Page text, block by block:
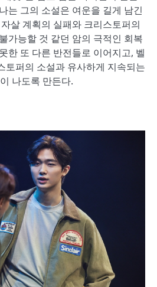
는 그의 소설은 여운을 길게 남긴
살 계획의 실패와 크리스토퍼의
가능할 것 같던 암의 극적인 회복
한 또 다른 반전들로 이어지고, 벨
토퍼의 소설과 유사하게 지속되는
나도록 만든다.